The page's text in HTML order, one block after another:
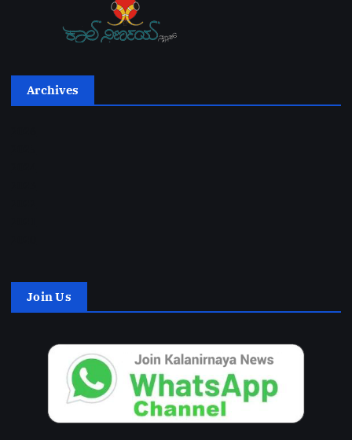
Archives
Join Us